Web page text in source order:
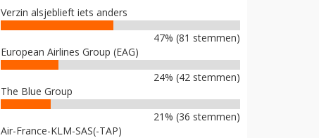
Verzin alsjeblieft iets anders
47% (81 stemmen)
European Airlines Group (EAG)
24% (42 stemmen)
The Blue Group
21% (36 stemmen)
Air-France-KLM-SAS(-TAP)